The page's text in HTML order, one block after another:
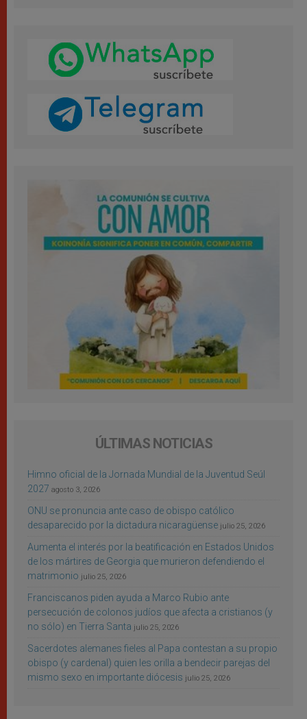
ÚLTIMAS NOTICIAS
Himno oficial de la Jornada Mundial de la Juventud Seúl
2027 agosto 3, 2026
ONU se pronuncia ante caso de obispo católico
desaparecido por la dictadura nicaragüense julio 25, 2026
Aumenta el interés por la beatificación en Estados Unidos
de los mártires de Georgia que murieron defendiendo el
matrimonio julio 25, 2026
Franciscanos piden ayuda a Marco Rubio ante
persecución de colonos judíos que afecta a cristianos (y
no sólo) en Tierra Santa julio 25, 2026
Sacerdotes alemanes fieles al Papa contestan a su propio
obispo (y cardenal) quien les orilla a bendecir parejas del
mismo sexo en importante diócesis julio 25, 2026